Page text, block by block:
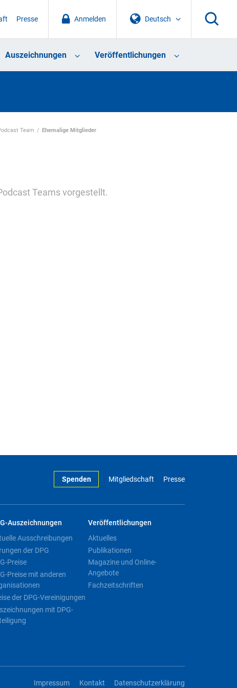
Deutsch
Anmelden
Presse
Auszeichnungen Veröffentlichungen
Team Ehemalige Mitglieder
Teams vorgestellt.
Spenden Mitgliedschaft Presse
Auszeichnungen
Ausschreibungen
der DPG
Preise
Preise mit anderen
der DPG-Vereinigungen
mit DPG-
Veröffentlichungen
Aktuelles
Publikationen
Magazine und Online-
Angebote
Fachzeitschriften
Impressum Kontakt Datenschutzerklärung